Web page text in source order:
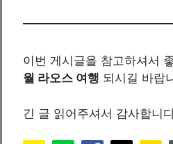
이번 게시글을 참고하셔서
월 라오스 여행 되시길 바랍
긴 글 읽어주셔서 감사합니